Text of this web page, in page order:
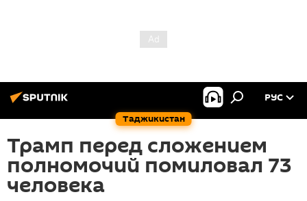
Таджикистан
РУС
Трамп перед сложением
полномочий помиловал 73
человека